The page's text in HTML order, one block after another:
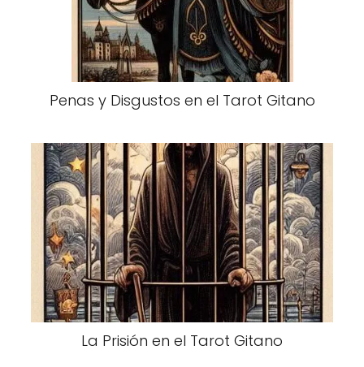
Penas y Disgustos en el Tarot Gitano
La Prisión en el Tarot Gitano